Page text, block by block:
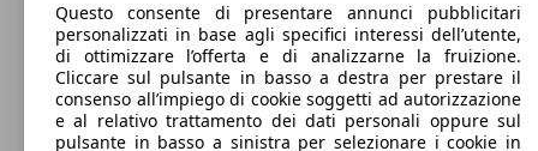
Elettrica/Benzina
Carburante
Questo consente di presentare annunci pubblicitari
personalizzati in base agli specifici interessi dell’utente,
di ottimizzare l’offerta e di analizzarne la fruizione.
Cliccare sul pulsante in basso a destra per prestare il
consenso all’impiego di cookie soggetti ad autorizzazione
e al relativo trattamento dei dati personali oppure sul
pulsante in basso a sinistra per selezionare i cookie in